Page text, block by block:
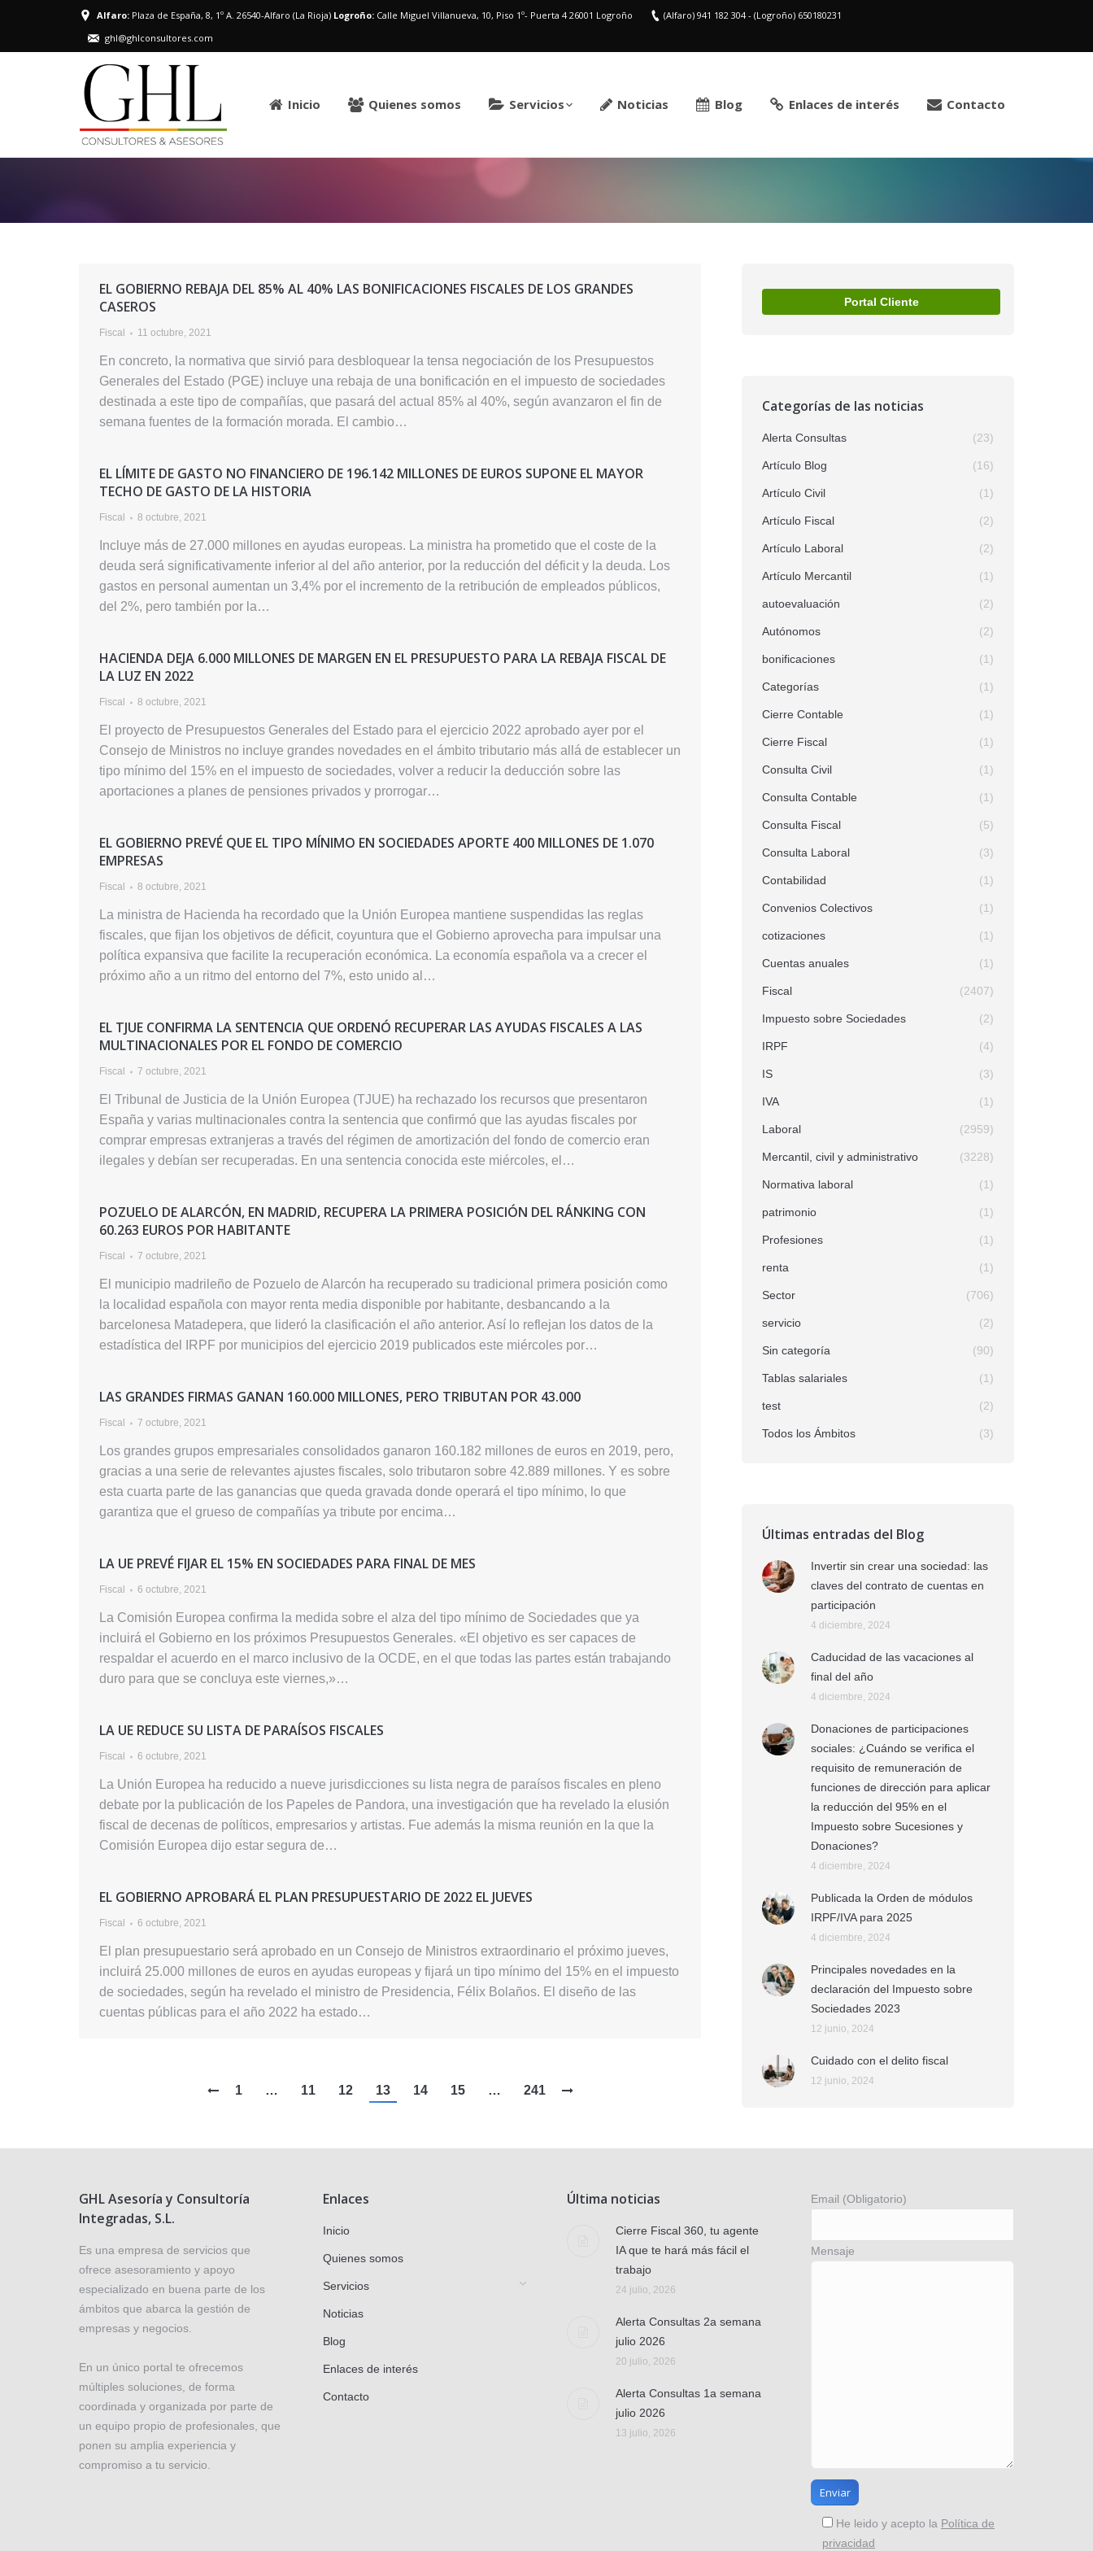
Alfaro: Plaza de España, 8, 1º A. 26540-Alfaro (La Rioja) Logroño: Calle Miguel Villanueva, 10, Piso 1º- Puerta 4 26001 Logroño
(Alfaro) 941 182 304 - (Logroño) 650180231
ghl@ghlconsultores.com
Inicio Quienes somos Servicios Noticias Blog Enlaces de interés Contacto
EL GOBIERNO REBAJA DEL 85% AL 40% LAS BONIFICACIONES FISCALES DE LOS GRANDES
CASEROS
Fiscal 11 octubre, 2021
En concreto, la normativa que sirvió para desbloquear la tensa negociación de los Presupuestos
Generales del Estado (PGE) incluye una rebaja de una bonificación en el impuesto de sociedades
destinada a este tipo de compañías, que pasará del actual 85% al 40%, según avanzaron el fin de
semana fuentes de la formación morada. El cambio…
EL LÍMITE DE GASTO NO FINANCIERO DE 196.142 MILLONES DE EUROS SUPONE EL MAYOR
TECHO DE GASTO DE LA HISTORIA
Fiscal 8 octubre, 2021
Incluye más de 27.000 millones en ayudas europeas. La ministra ha prometido que el coste de la
deuda será significativamente inferior al del año anterior, por la reducción del déficit y la deuda. Los
gastos en personal aumentan un 3,4% por el incremento de la retribución de empleados públicos,
del 2%, pero también por la…
HACIENDA DEJA 6.000 MILLONES DE MARGEN EN EL PRESUPUESTO PARA LA REBAJA FISCAL DE
LA LUZ EN 2022
Fiscal 8 octubre, 2021
El proyecto de Presupuestos Generales del Estado para el ejercicio 2022 aprobado ayer por el
Consejo de Ministros no incluye grandes novedades en el ámbito tributario más allá de establecer un
tipo mínimo del 15% en el impuesto de sociedades, volver a reducir la deducción sobre las
aportaciones a planes de pensiones privados y prorrogar…
EL GOBIERNO PREVÉ QUE EL TIPO MÍNIMO EN SOCIEDADES APORTE 400 MILLONES DE 1.070
EMPRESAS
Fiscal 8 octubre, 2021
La ministra de Hacienda ha recordado que la Unión Europea mantiene suspendidas las reglas
fiscales, que fijan los objetivos de déficit, coyuntura que el Gobierno aprovecha para impulsar una
política expansiva que facilite la recuperación económica. La economía española va a crecer el
próximo año a un ritmo del entorno del 7%, esto unido al…
EL TJUE CONFIRMA LA SENTENCIA QUE ORDENÓ RECUPERAR LAS AYUDAS FISCALES A LAS
MULTINACIONALES POR EL FONDO DE COMERCIO
Fiscal 7 octubre, 2021
El Tribunal de Justicia de la Unión Europea (TJUE) ha rechazado los recursos que presentaron
España y varias multinacionales contra la sentencia que confirmó que las ayudas fiscales por
comprar empresas extranjeras a través del régimen de amortización del fondo de comercio eran
ilegales y debían ser recuperadas. En una sentencia conocida este miércoles, el…
POZUELO DE ALARCÓN, EN MADRID, RECUPERA LA PRIMERA POSICIÓN DEL RÁNKING CON
60.263 EUROS POR HABITANTE
Fiscal 7 octubre, 2021
El municipio madrileño de Pozuelo de Alarcón ha recuperado su tradicional primera posición como
la localidad española con mayor renta media disponible por habitante, desbancando a la
barcelonesa Matadepera, que lideró la clasificación el año anterior. Así lo reflejan los datos de la
estadística del IRPF por municipios del ejercicio 2019 publicados este miércoles por…
LAS GRANDES FIRMAS GANAN 160.000 MILLONES, PERO TRIBUTAN POR 43.000
Fiscal 7 octubre, 2021
Los grandes grupos empresariales consolidados ganaron 160.182 millones de euros en 2019, pero,
gracias a una serie de relevantes ajustes fiscales, solo tributaron sobre 42.889 millones. Y es sobre
esta cuarta parte de las ganancias que queda gravada donde operará el tipo mínimo, lo que
garantiza que el grueso de compañías ya tribute por encima…
LA UE PREVÉ FIJAR EL 15% EN SOCIEDADES PARA FINAL DE MES
Fiscal 6 octubre, 2021
La Comisión Europea confirma la medida sobre el alza del tipo mínimo de Sociedades que ya
incluirá el Gobierno en los próximos Presupuestos Generales. «El objetivo es ser capaces de
respaldar el acuerdo en el marco inclusivo de la OCDE, en el que todas las partes están trabajando
duro para que se concluya este viernes,»…
LA UE REDUCE SU LISTA DE PARAÍSOS FISCALES
Fiscal 6 octubre, 2021
La Unión Europea ha reducido a nueve jurisdicciones su lista negra de paraísos fiscales en pleno
debate por la publicación de los Papeles de Pandora, una investigación que ha revelado la elusión
fiscal de decenas de políticos, empresarios y artistas. Fue además la misma reunión en la que la
Comisión Europea dijo estar segura de…
EL GOBIERNO APROBARÁ EL PLAN PRESUPUESTARIO DE 2022 EL JUEVES
Fiscal 6 octubre, 2021
El plan presupuestario será aprobado en un Consejo de Ministros extraordinario el próximo jueves,
incluirá 25.000 millones de euros en ayudas europeas y fijará un tipo mínimo del 15% en el impuesto
de sociedades, según ha revelado el ministro de Presidencia, Félix Bolaños. El diseño de las
cuentas públicas para el año 2022 ha estado…
1 … 11 12 13 14 15 … 241
Portal Cliente
Categorías de las noticias
Alerta Consultas (23)
Artículo Blog (16)
Artículo Civil (1)
Artículo Fiscal (2)
Artículo Laboral (2)
Artículo Mercantil (1)
autoevaluación (2)
Autónomos (2)
bonificaciones (1)
Categorías (1)
Cierre Contable (1)
Cierre Fiscal (1)
Consulta Civil (1)
Consulta Contable (1)
Consulta Fiscal (5)
Consulta Laboral (3)
Contabilidad (1)
Convenios Colectivos (1)
cotizaciones (1)
Cuentas anuales (1)
Fiscal (2407)
Impuesto sobre Sociedades (2)
IRPF (4)
IS (3)
IVA (1)
Laboral (2959)
Mercantil, civil y administrativo (3228)
Normativa laboral (1)
patrimonio (1)
Profesiones (1)
renta (1)
Sector (706)
servicio (2)
Sin categoría (90)
Tablas salariales (1)
test (2)
Todos los Ámbitos (3)
Últimas entradas del Blog
Invertir sin crear una sociedad: las
claves del contrato de cuentas en
participación
4 diciembre, 2024
Caducidad de las vacaciones al
final del año
4 diciembre, 2024
Donaciones de participaciones
sociales: ¿Cuándo se verifica el
requisito de remuneración de
funciones de dirección para aplicar
la reducción del 95% en el
Impuesto sobre Sucesiones y
Donaciones?
4 diciembre, 2024
Publicada la Orden de módulos
IRPF/IVA para 2025
4 diciembre, 2024
Principales novedades en la
declaración del Impuesto sobre
Sociedades 2023
12 junio, 2024
Cuidado con el delito fiscal
12 junio, 2024
GHL Asesoría y Consultoría
Integradas, S.L.
Es una empresa de servicios que
ofrece asesoramiento y apoyo
especializado en buena parte de los
ámbitos que abarca la gestión de
empresas y negocios.
En un único portal te ofrecemos
múltiples soluciones, de forma
coordinada y organizada por parte de
un equipo propio de profesionales, que
ponen su amplia experiencia y
compromiso a tu servicio.
Enlaces
Inicio
Quienes somos
Servicios
Noticias
Blog
Enlaces de interés
Contacto
Última noticias
Cierre Fiscal 360, tu agente
IA que te hará más fácil el
trabajo
24 julio, 2026
Alerta Consultas 2a semana
julio 2026
20 julio, 2026
Alerta Consultas 1a semana
julio 2026
13 julio, 2026
Email (Obligatorio)
Mensaje
He leido y acepto la Política de
privacidad